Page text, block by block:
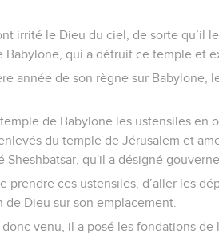
irrité le Dieu du ciel, de sorte qu’il
Babylone, qui a détruit ce temple et
année de son règne sur Babylone,
de Babylone les ustensiles en
du temple de Jérusalem et
Sheshbatsar, qu'il a désigné
prendre ces ustensiles, d’aller les
de Dieu sur son emplacement.
donc venu, il a posé les fondations